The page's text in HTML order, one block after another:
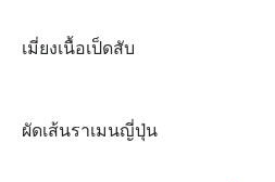
เมี่ยงเนื้อเป็ดสับ
ผัดเส้นราเมนญี่ปุ่น